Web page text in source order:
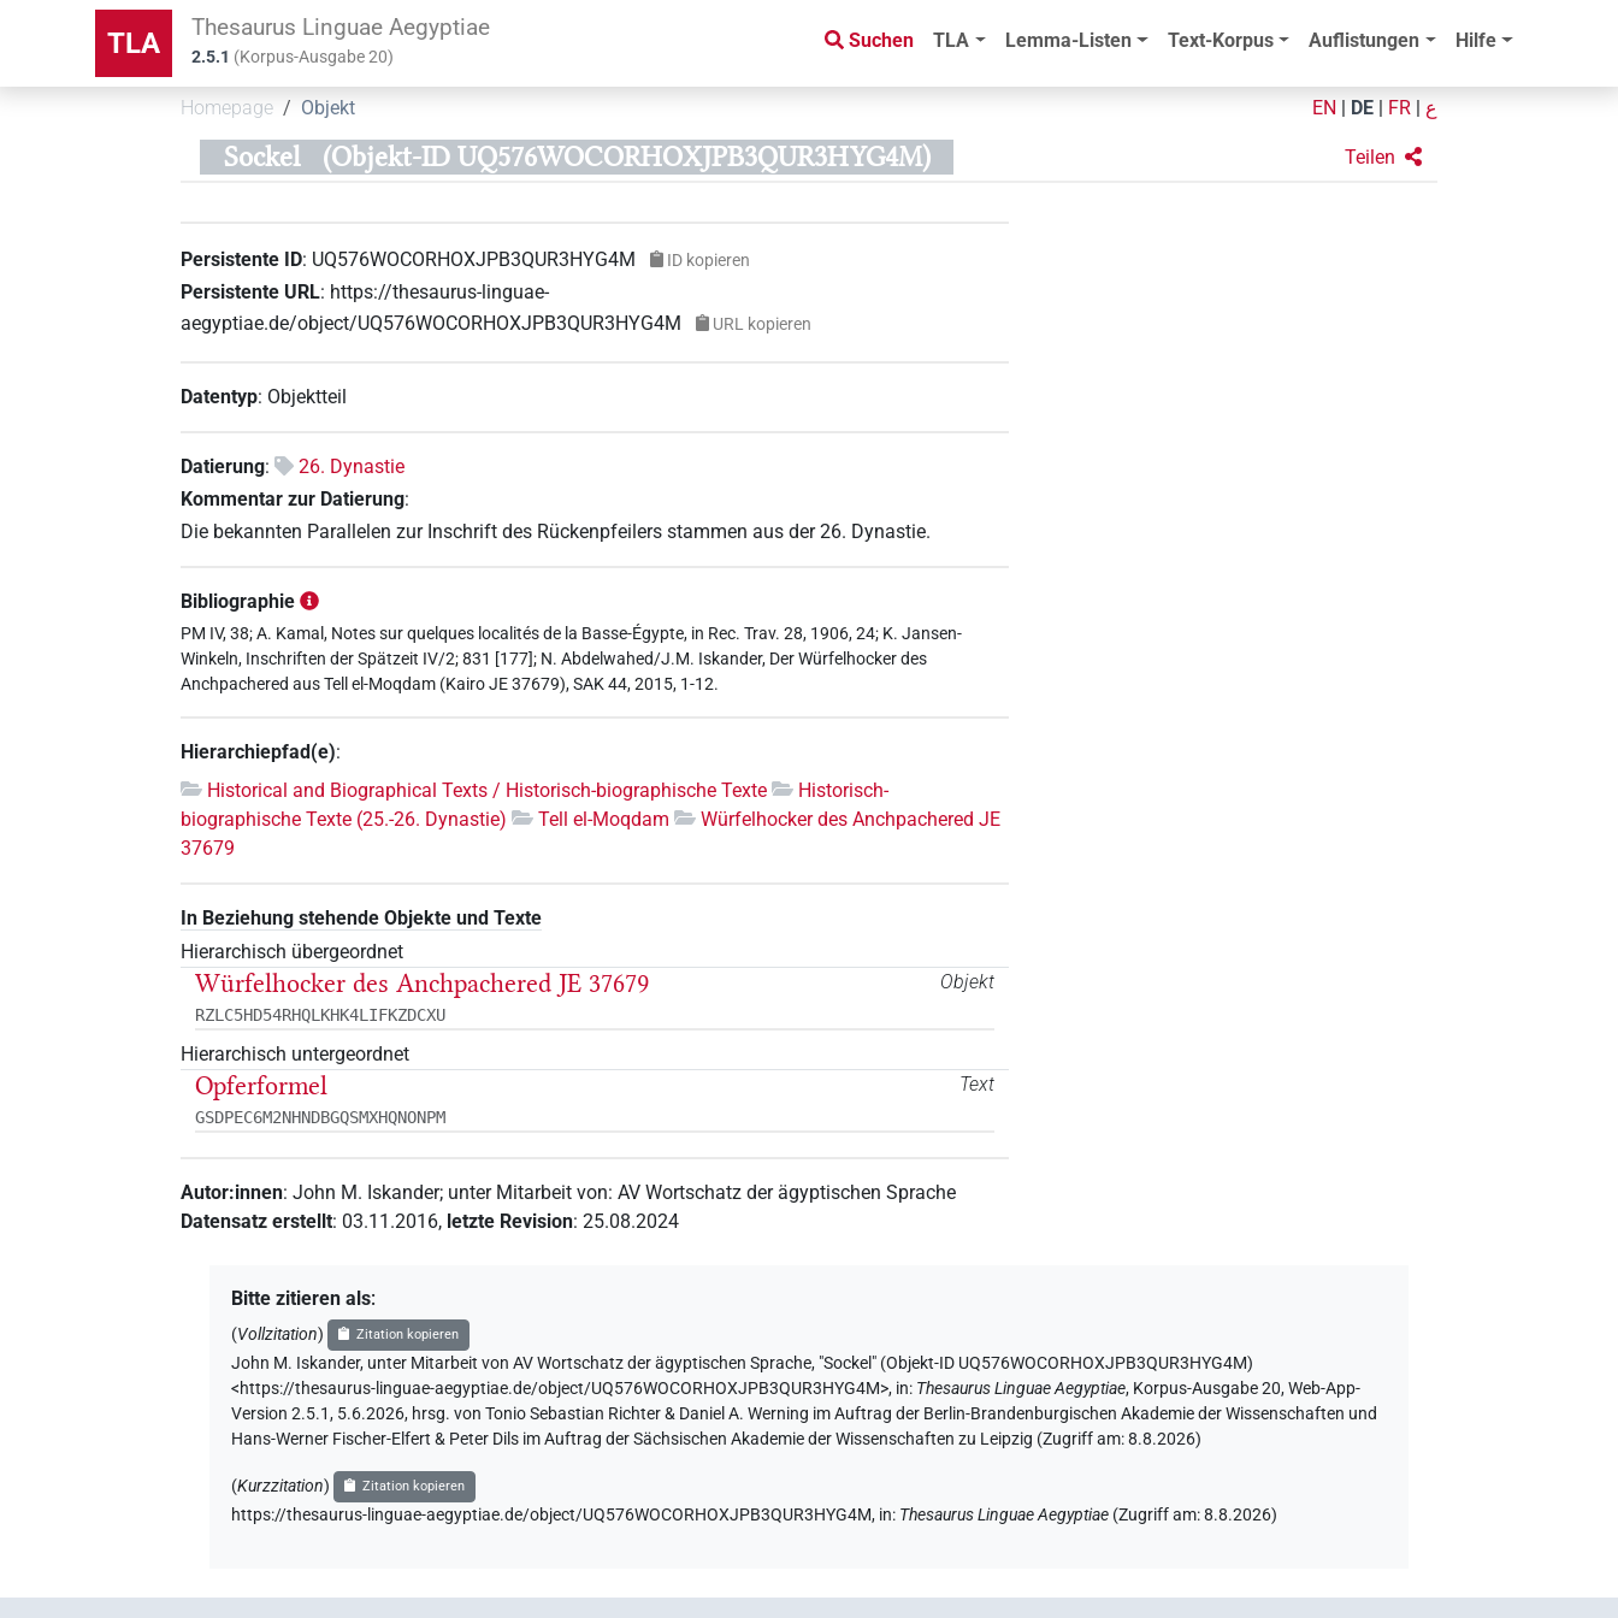
TLA Thesaurus Linguae Aegyptiae
2.5.1 (Korpus-Ausgabe20)
Suchen TLA Lemma-Listen Text-Korpus Auflistungen Hilfe
Homepage Objekt EN DE FR ع
Sockel (Objekt-ID UQ576WOCORHOXJPB3QUR3HYG4M) Teilen
Persistente ID: UQ576WOCORHOXJPB3QUR3HYG4M ID kopieren
Persistente URL: https://thesaurus-linguae-
aegyptiae.de/object/UQ576WOCORHOXJPB3QUR3HYG4M
URL kopieren
Datentyp: Objektteil
Datierung:
26. Dynastie
Kommentar zur Datierung:
Die bekannten Parallelen zur Inschrift des Rückenpfeilers stammen aus der 26. Dynastie.
Bibliographie
PM IV, 38; A. Kamal, Notes sur quelques localités de la Basse-Égypte, in Rec. Trav. 28, 1906, 24; K. Jansen-
Winkeln, Inschriften der Spätzeit IV/2; 831 [177]; N. Abdelwahed/J.M. Iskander, Der Würfelhocker des
Anchpachered aus Tell el-Moqdam (Kairo JE 37679), SAK 44, 2015, 1-12.
Hierarchiepfad(e):
Historical and Biographical Texts / Historisch-biographische Texte
Historisch-
biographische Texte (25.-26. Dynastie)
Tell el-Moqdam
Würfelhocker des Anchpachered JE
37679
In Beziehung stehende Objekte und Texte
Hierarchisch übergeordnet
Objekt
Würfelhocker des Anchpachered JE 37679
RZLC5HD54RHQLKHK4LIFKZDCXU
Hierarchisch untergeordnet
Text
Opferformel
GSDPEC6M2NHNDBGQSMXHQNONPM
Autor:innen:John M. Iskander; unter Mitarbeit von:AV Wortschatz der ägyptischen Sprache
Datensatz erstellt: 03.11.2016, letzte Revision:25.08.2024
Bitte zitieren als:
(Vollzitation) Zitation kopieren
John M. Iskander, unter Mitarbeit von AV Wortschatz der ägyptischen Sprache, "Sockel" (Objekt-ID UQ576WOCORHOXJPB3QUR3HYG4M)
<https://thesaurus-linguae-aegyptiae.de/object/UQ576WOCORHOXJPB3QUR3HYG4M>, in: Thesaurus Linguae Aegyptiae, Korpus-Ausgabe 20, Web-App-
Version 2.5.1, 5.6.2026, hrsg. von Tonio Sebastian Richter & Daniel A. Werning im Auftrag der Berlin-Brandenburgischen Akademie der Wissenschaften und
Hans-Werner Fischer-Elfert & Peter Dils im Auftrag der Sächsischen Akademie der Wissenschaften zu Leipzig (Zugriff am:8.8.2026)
(Kurzzitation) Zitation kopieren
https://thesaurus-linguae-aegyptiae.de/object/UQ576WOCORHOXJPB3QUR3HYG4M, in: Thesaurus Linguae Aegyptiae (Zugriff am:8.8.2026)